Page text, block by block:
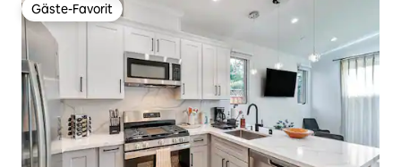
Gäste-Favorit
Gäste-Favorit